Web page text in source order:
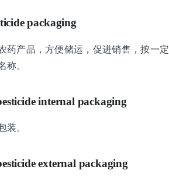
packaging
药产品，方便储运，促进销售，按一
称。
internal packaging
装。
external packaging